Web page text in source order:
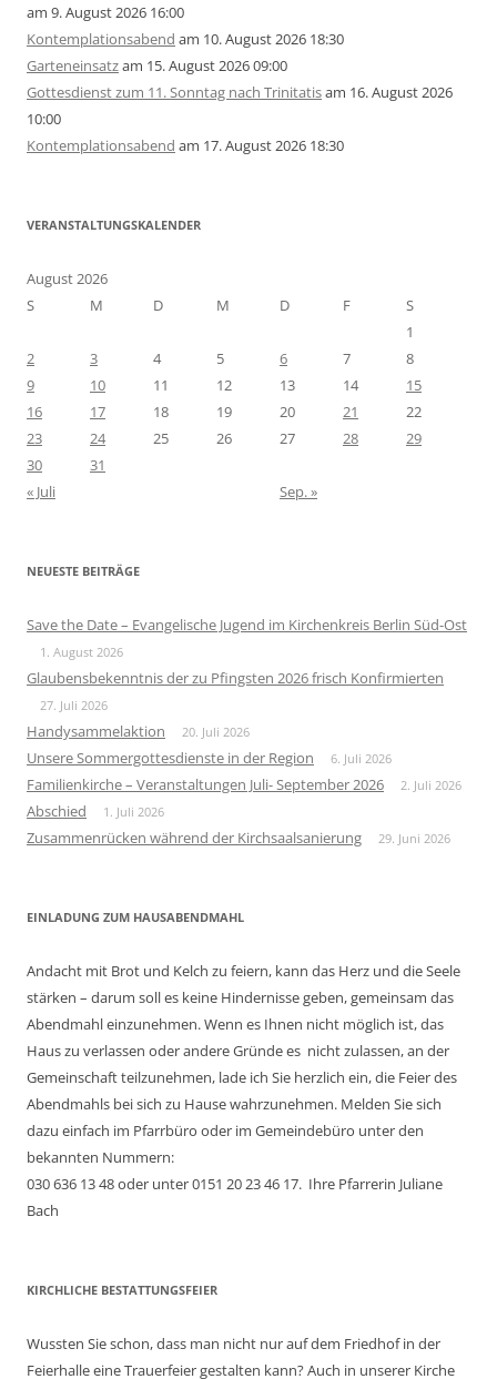
am 9. August 2026 16:00
Kontemplationsabend am 10. August 2026 18:30
Garteneinsatzam 15. August 2026 09:00
Gottesdienst zum 11. Sonntag nach Trinitatisam 16. August 2026
10:00
Kontemplationsabend am 17. August 2026 18:30
VERANSTALTUNGSKALENDER
August 2026
S
M D M D F
S
1
2
3 4 5 6 7
8
9
10 11 12 13 14
15
16
17 18 19 20 21
22
23
24 25 26 27 28
29
30
31
« Juli
Sep. »
NEUESTE BEITRÄGE
Save the Date – Evangelische Jugend im Kirchenkreis Berlin Süd-Ost
1. August 2026
Glaubensbekenntnis der zu Pfingsten 2026 frisch Konfirmierten
27. Juli 2026
Handysammelaktion 20. Juli 2026
Unsere Sommergottesdienste in der Region 6. Juli 2026
Familienkirche – Veranstaltungen Juli- September 2026 2. Juli 2026
Abschied 1. Juli 2026
Zusammenrücken während der Kirchsaalsanierung 29. Juni 2026
EINLADUNG ZUM HAUSABENDMAHL
Andacht mit Brot und Kelch zu feiern, kann das Herz und die Seele
stärken – darum soll es keine Hindernisse geben, gemeinsam das
Abendmahl einzunehmen. Wenn es Ihnen nicht möglich ist, das
Haus zu verlassen oder andere Gründe es nicht zulassen, an der
Gemeinschaft teilzunehmen, lade ich Sie herzlich ein, die Feier des
Abendmahls bei sich zu Hause wahrzunehmen. Melden Sie sich
dazu einfach im Pfarrbüro oder im Gemeindebüro unter den
bekannten Nummern:
030 636 13 48 oder unter 0151 20 23 46 17. Ihre Pfarrerin Juliane
Bach
KIRCHLICHE BESTATTUNGSFEIER
Wussten Sie schon, dass man nicht nur auf dem Friedhof in der
Feierhalle eine Trauerfeier gestalten kann? Auch in unserer Kirche